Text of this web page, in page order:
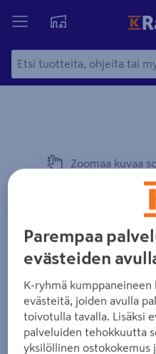
Yksityiskohtainen kuvaus
Zoomaa kuvaa
Parempaa
evästeiden
K-ryhmä kumppaneineen
evästeitä, joiden avulla
toivotulla tavalla. Lisäksi
palveluiden tehokkuutta
yksilöllinen ostokokemus